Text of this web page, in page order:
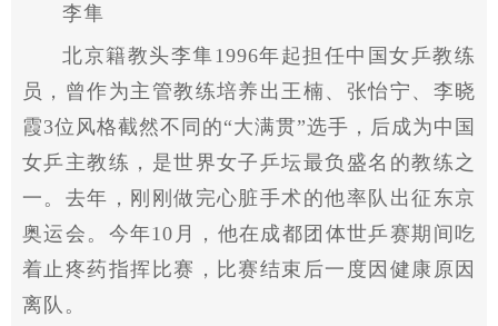
李隼
北京籍教头李隼1996年起担任中国女乒教练
员，曾作为主管教练培养出王楠、张怡宁、李晓
霞3位风格截然不同的“大满贯”选手，后成为中国
女乒主教练，是世界女子乒坛最负盛名的教练之
一。去年，刚刚做完心脏手术的他率队出征东京
奥运会。今年10月，他在成都团体世乒赛期间吃
着止疼药指挥比赛，比赛结束后一度因健康原因
离队。